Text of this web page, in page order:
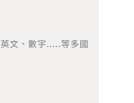
文、數字.....等多國